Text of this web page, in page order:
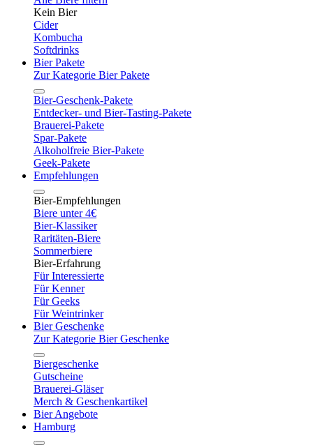
Kein Bier
Cider
Kombucha
Softdrinks
Bier Pakete
Zur Kategorie Bier Pakete
Bier-Geschenk-Pakete
Entdecker- und Bier-Tasting-Pakete
Brauerei-Pakete
Spar-Pakete
Alkoholfreie Bier-Pakete
Geek-Pakete
Empfehlungen
Bier-Empfehlungen
Biere unter 4€
Bier-Klassiker
Raritäten-Biere
Sommerbiere
Bier-Erfahrung
Für Interessierte
Für Kenner
Für Geeks
Für Weintrinker
Bier Geschenke
Zur Kategorie Bier Geschenke
Biergeschenke
Gutscheine
Brauerei-Gläser
Merch & Geschenkartikel
Bier Angebote
Hamburg